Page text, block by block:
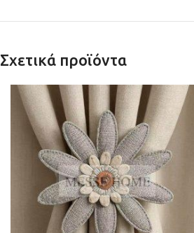
Σχετικά προϊόντα